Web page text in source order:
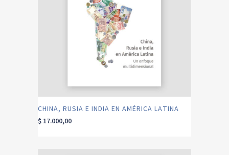
CHINA, RUSIA E INDIA EN AMÉRICA LATINA
$ 17.000,00